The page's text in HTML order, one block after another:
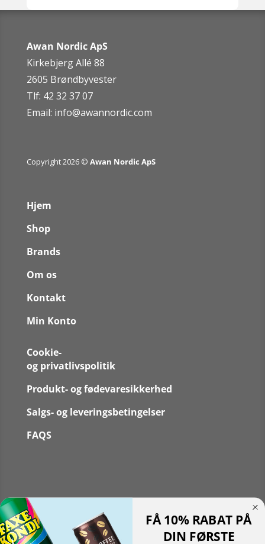
Awan Nordic ApS
Kirkebjerg Allé 88
2605 Brøndbyvester
Tlf: 42 32 37 07
Email: info@awannordic.com
Copyright 2026 © Awan Nordic ApS
Hjem
Shop
Brands
Om os
Kontakt
Min Konto
Cookie-
og privatlivspolitik
Produkt- og fødevaresikkerhed
Salgs- og leveringsbetingelser
FAQS
Translate »
FÅ 10% RABAT PÅ
DIN FØRSTE